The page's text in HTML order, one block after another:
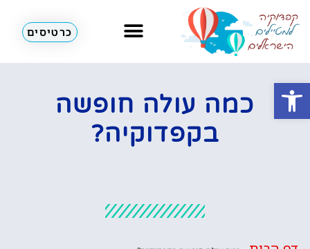
כרטיסים
כמה עולה חופשה
בקפדוקיה?
פתח סרגל נגישות